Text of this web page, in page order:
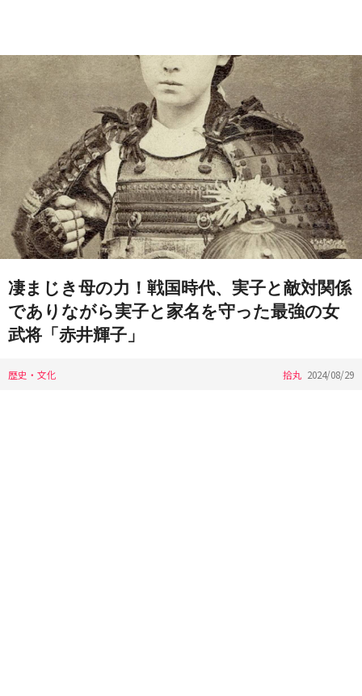
凄まじき母の力！戦国時代、実子と敵対関係
でありながら実子と家名を守った最強の女
武将「赤井輝子」
歴史・文化 拾丸 2024/08/29